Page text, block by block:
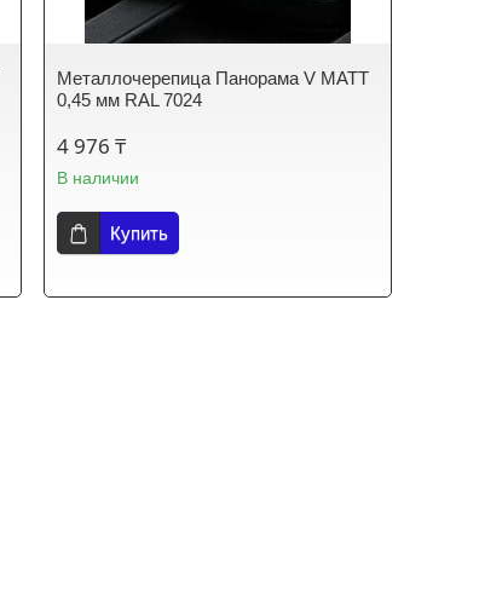
Металлочерепица Панорама V МАТТ
0,45 мм RAL 7024
4 976 ₸
В наличии
Купить